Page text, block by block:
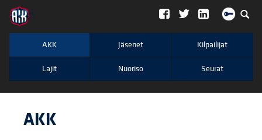
";
AKK Jäsenet Kilpailijat
Lajit Nuoriso Seurat
AKK